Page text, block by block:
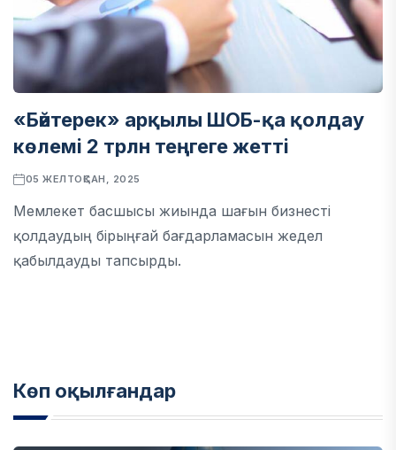
«Бәйтерек» арқылы ШОБ-қа қолдау
көлемі 2 трлн теңгеге жетті
05 ЖЕЛТОҚСАН, 2025
Мемлекет басшысы жиында шағын бизнесті
қолдаудың бірыңғай бағдарламасын жедел
қабылдауды тапсырды.
Көп оқылғандар